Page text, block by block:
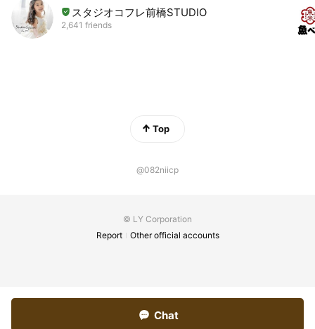
スタジオコフレ前橋STUDIO
2,641 friends
Top
@082niicp
© LY Corporation
Report
Other official accounts
Chat